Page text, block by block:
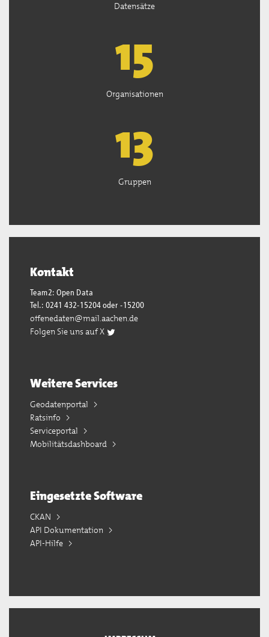
Datensätze
15
Organisationen
13
Gruppen
Kontakt
Team2: Open Data
Tel.: 0241 432-15204 oder -15200
offenedaten@mail.aachen.de
Folgen Sie uns auf X
Weitere Services
Geodatenportal
Ratsinfo
Serviceportal
Mobilitätsdashboard
Eingesetzte Software
CKAN
API Dokumentation
API-Hilfe